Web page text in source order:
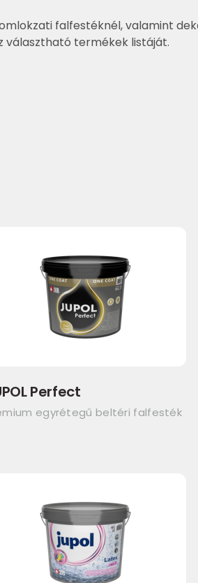
falfestéknél, valamint
választható termékek listáját.
Perfect
egyrétegű beltéri falfesték